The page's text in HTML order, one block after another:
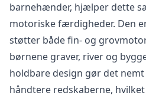
barnehænder, hjælper dette
motoriske færdigheder. Den
støtter både fin- og
børnene graver, river og
holdbare design gør det
håndtere redskaberne,